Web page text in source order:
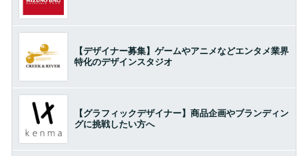
【デザイナー募集】ゲームやアニメなどエンタメ業界
特化のデザインスタジオ
【グラフィックデザイナー】商品企画やブランディン
グに挑戦したい方へ